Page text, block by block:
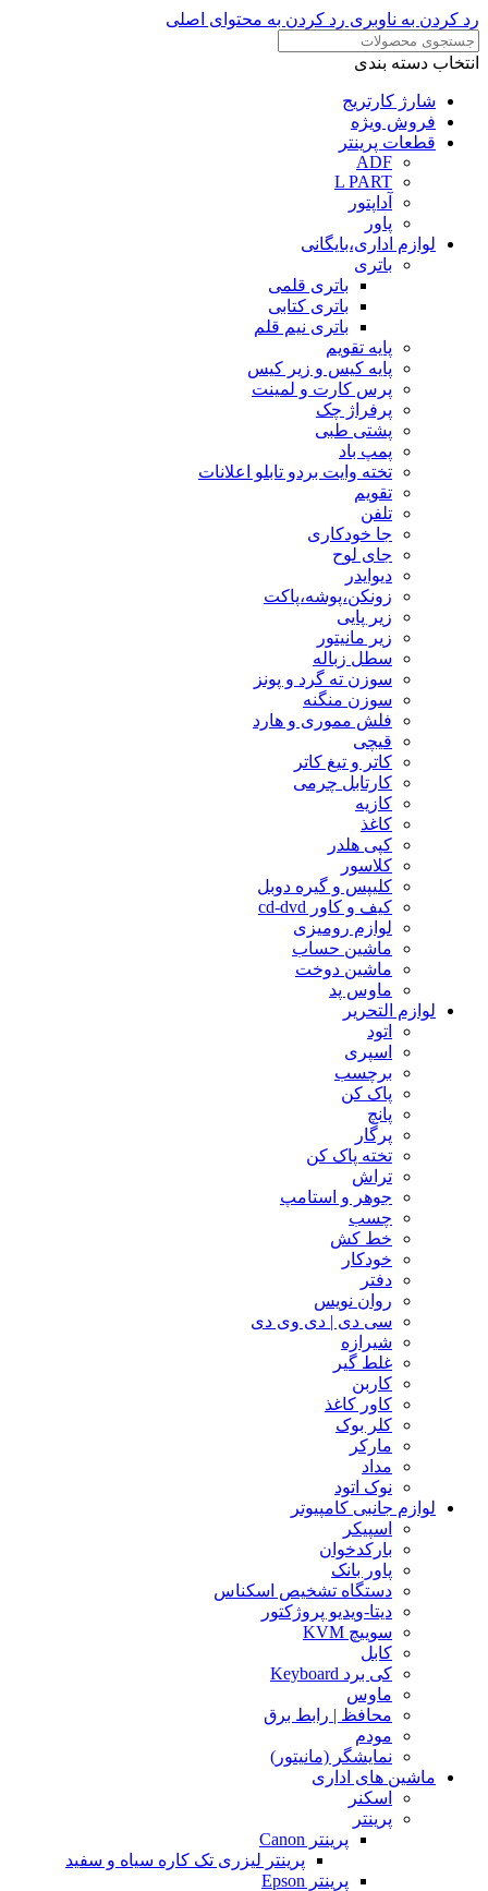
رد کردن به ناوبری رد کردن به محتوای اصلی
انتخاب دسته بندی
شارژ کارتریج
فروش ویژه
قطعات پرینتر
ADF
L PART
آداپتور
پاور
لوازم اداری،بایگانی
باتری
باتری قلمی
باتری کتابی
باتری نیم قلم
پایه تقویم
پایه کیس و زیر کیس
پرس کارت و لمینت
پرفراژ چک
پشتی طبی
پمپ باد
تخته وایت بردو تابلو اعلانات
تقویم
تلفن
جا خودکاری
جای لوح
دیوایدر
زونکن،پوشه،پاکت
زیر پایی
زیر مانیتور
سطل زباله
سوزن ته گرد و پونز
سوزن منگنه
فلش مموری و هارد
قیچی
کاتر و تیغ کاتر
کارتابل چرمی
کازیه
کاغذ
کپی هلدر
کلاسور
کلیپس و گیره دوبل
کیف و کاور cd-dvd
لوازم رومیزی
ماشین حساب
ماشین دوخت
ماوس پد
لوازم التحریر
اتود
اسپری
برچسب
پاک کن
پانچ
پرگار
تخته پاک کن
تراش
جوهر و استامپ
چسب
خط کش
خودکار
دفتر
روان نویس
سی دی | دی وی دی
شیرازه
غلط گیر
کاربن
کاور کاغذ
کلر بوک
مارکر
مداد
نوک اتود
لوازم جانبی کامپیوتر
اسپیکر
بارکدخوان
پاور بانک
دستگاه تشخیص اسکناس
دیتا-ویدیو پروژکتور
سوییچ KVM
کابل
کی برد Keyboard
ماوس
محافظ | رابط برق
مودم
نمایشگر (مانیتور)
ماشین های اداری
اسکنر
پرینتر
پرینتر Canon
پرینتر لیزری تک کاره سیاه و سفید
پرینتر Epson